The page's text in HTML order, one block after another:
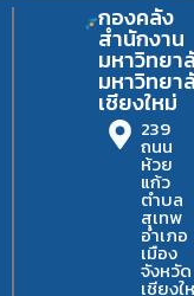
กองคลัง
สำนักงาน
มหาวิทยา
มหาวิทยา
เชียงใหม่
239
ถนน
ห้วย
แก้ว
ตำบล
สุเทพ
อำเภอ
เมือง
จังหวัด
เชียงใ